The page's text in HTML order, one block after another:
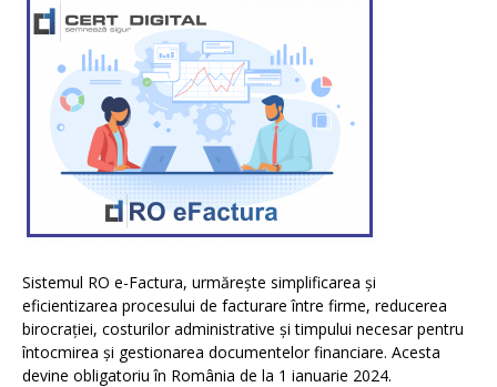
Sistemul RO e-Factura, urmărește simplificarea și
eficientizarea procesului de facturare între firme, reducerea
birocrației, costurilor administrative și timpului necesar pentru
întocmirea și gestionarea documentelor financiare. Acesta
devine obligatoriu în România de la 1 ianuarie 2024.